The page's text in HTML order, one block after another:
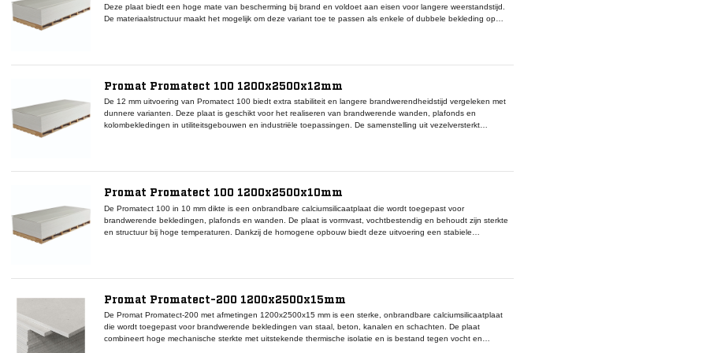
Deze plaat biedt een hoge mate van bescherming bij brand en voldoet aan eisen voor langere weerstandstijd.
De materiaalstructuur maakt het mogelijk om deze variant toe te passen als enkele of dubbele bekleding op
product zowel technisch als esthetisch inzetbaar is.
Promat Promatect 100 1200x2500x12mm
De 12 mm uitvoering van Promatect 100 biedt extra stabiliteit en langere brandwerendheidstijd vergeleken met
dunnere varianten. Deze plaat is geschikt voor het realiseren van brandwerende wanden, plafonds en
kolombekledingen in utiliteitsgebouwen en industriële toepassingen. De samenstelling uit vezelversterkt
geschilderd of gepleisterd en blijven stabiel in vochtige omstandigheden.
Promat Promatect 100 1200x2500x10mm
De Promatect 100 in 10 mm dikte is een onbrandbare calciumsilicaatplaat die wordt toegepast voor
brandwerende bekledingen, plafonds en wanden. De plaat is vormvast, vochtbestendig en behoudt zijn sterkte
en structuur bij hoge temperaturen. Dankzij de homogene opbouw biedt deze uitvoering een stabiele
voegen zoals Promat Lijm K84 of Promat Masterjoint om een gesloten systeem te vormen. Voor optimale
Promatect 100 platen.
Promat Promatect-200 1200x2500x15mm
De Promat Promatect-200 met afmetingen 1200x2500x15 mm is een sterke, onbrandbare calciumsilicaatplaat
die wordt toegepast voor brandwerende bekledingen van staal, beton, kanalen en schachten. De plaat
combineert hoge mechanische sterkte met uitstekende thermische isolatie en is bestand tegen vocht en